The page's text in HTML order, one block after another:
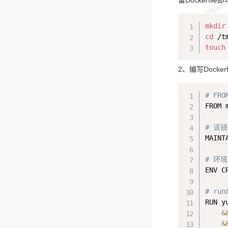
mkdir
cd
touch
2、编写
#
FROM
# 该镜
# 环
ENV
# run
RUN